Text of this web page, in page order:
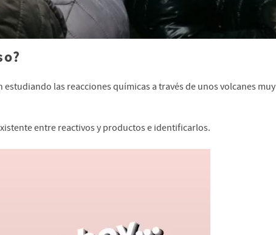
estudiando las reacciones químicas a través de unos volcanes muy
entre reactivos y productos e identificarlos.